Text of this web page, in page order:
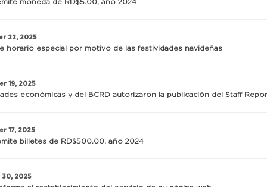
moneda de RD$5.00, año 2024
22, 2025
horario especial por motivo de las festividades navideñas
19, 2025
económicas y del BCRD autorizaron la publicación del Staff
17, 2025
billetes de RD$500.00, año 2024
30, 2025